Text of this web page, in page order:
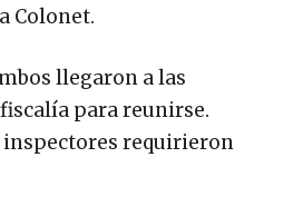
Colonet.
llegaron a las
para reunirse.
inspectores requirieron